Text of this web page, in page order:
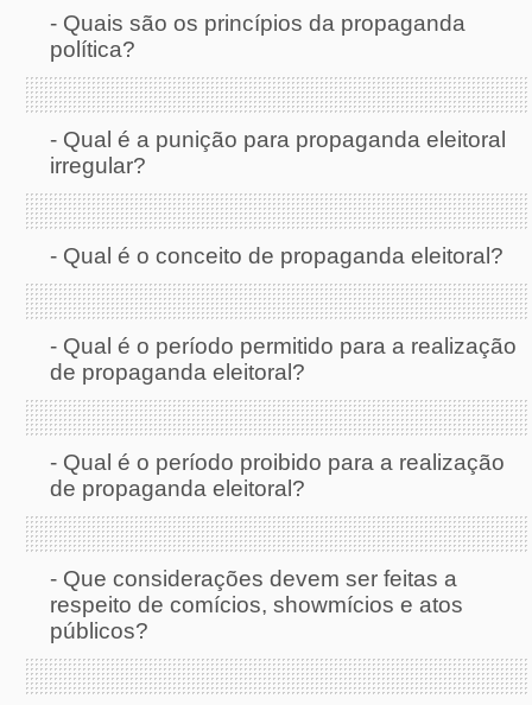
- Quais são os princípios da propaganda
política?
- Qual é a punição para propaganda eleitoral
irregular?
- Qual é o conceito de propaganda eleitoral?
- Qual é o período permitido para a realização
de propaganda eleitoral?
- Qual é o período proibido para a realização
de propaganda eleitoral?
- Que considerações devem ser feitas a
respeito de comícios, showmícios e atos
públicos?